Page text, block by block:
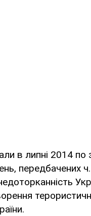
в липні 2014 по
передбачених
недоторканність